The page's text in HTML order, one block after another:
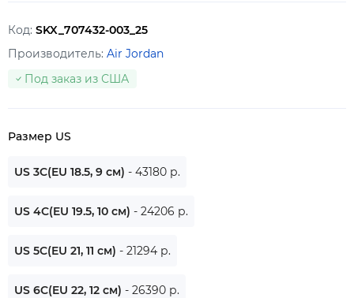
Код: SKX_707432-003_25
Производитель: Air Jordan
Под заказ из США
Размер US
US 3C(EU 18.5, 9 см) - 43180 р.
US 4C(EU 19.5, 10 см) - 24206 р.
US 5C(EU 21, 11 см) - 21294 р.
US 6C(EU 22, 12 см) - 26390 р.